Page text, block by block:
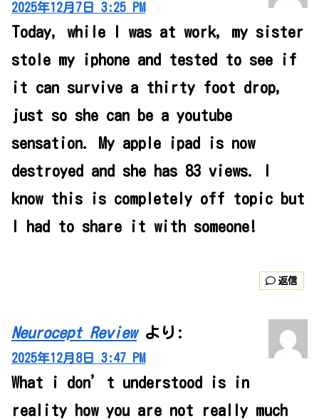
2025年12月7日 3:25 PM
Today, while I was at work, my sister
stole my iphone and tested to see if
it can survive a thirty foot drop,
just so she can be a youtube
sensation. My apple ipad is now
destroyed and she has 83 views. I
know this is completely off topic but
I had to share it with someone!
返信
Neurocept Review より:
2025年12月8日 3:47 PM
What i don’t understood is in
reality how you are not really much